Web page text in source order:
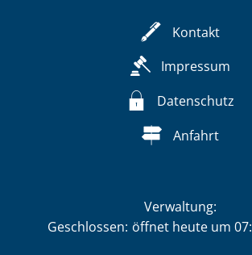
Kontakt
Impressum
Datenschutz
Anfahrt
Verwaltung:
Klicken, um weitere Öffnungs-
Geschlossen: öffnet heute um